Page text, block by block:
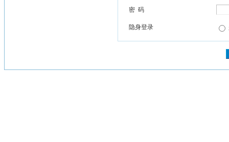
密 码
隐身登录